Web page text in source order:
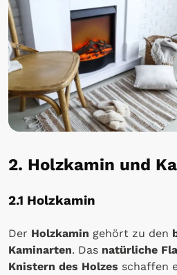
2. Holzkamin und
2.1 Holzkamin
Der Holzkamin gehört zu den
Kaminarten. Das natürliche
Knistern des Holzes schaffen